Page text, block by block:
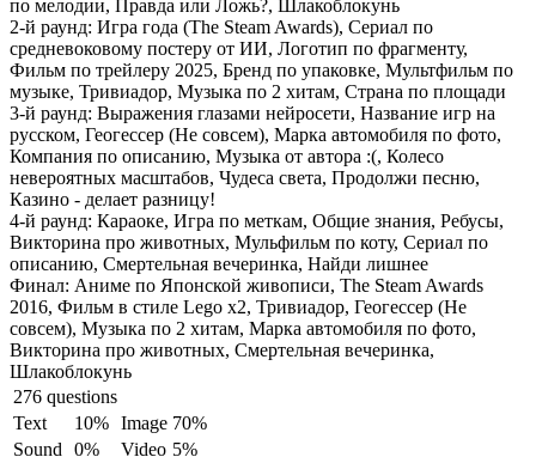
по мелодии, Правда или Ложь?, Шлакоблокунь
2-й раунд: Игра года (The Steam Awards), Сериал по
средневоковому постеру от ИИ, Логотип по фрагменту,
Фильм по трейлеру 2025, Бренд по упаковке, Мультфильм по
музыке, Тривиадор, Музыка по 2 хитам, Страна по площади
3-й раунд: Выражения глазами нейросети, Название игр на
русском, Геогессер (Не совсем), Марка автомобиля по фото,
Компания по описанию, Музыка от автора :(, Колесо
невероятных масштабов, Чудеса света, Продолжи песню,
Казино - делает разницу!
4-й раунд: Караоке, Игра по меткам, Общие знания, Ребусы,
Викторина про животных, Мульфильм по коту, Сериал по
описанию, Смертельная вечеринка, Найди лишнее
Финал: Аниме по Японской живописи, The Steam Awards
2016, Фильм в стиле Lego x2, Тривиадор, Геогессер (Не
совсем), Музыка по 2 хитам, Марка автомобиля по фото,
Викторина про животных, Смертельная вечеринка,
Шлакоблокунь
276 questions
Text
10% Image 70%
Sound
0% Video 5%